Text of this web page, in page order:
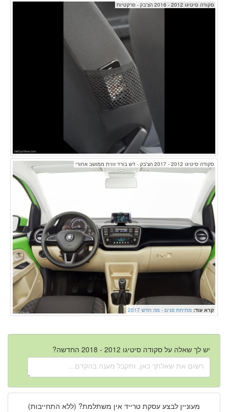
סקודה סיטיגו 2012 - 2016 הצ'בק - פרקטיות
סקודה סיטיגו 2012 - 2017 הצ'בק - דש בורד זווית ממושב אחורי
קרא עוד: מתיחת פנים - מה חדש 2017
יש לך שאלה על סקודה סיטיגו 2012 - 2018 החדשה?
מעוניין לבצע עסקת טרייד אין משתלמת? (ללא התחייבות)